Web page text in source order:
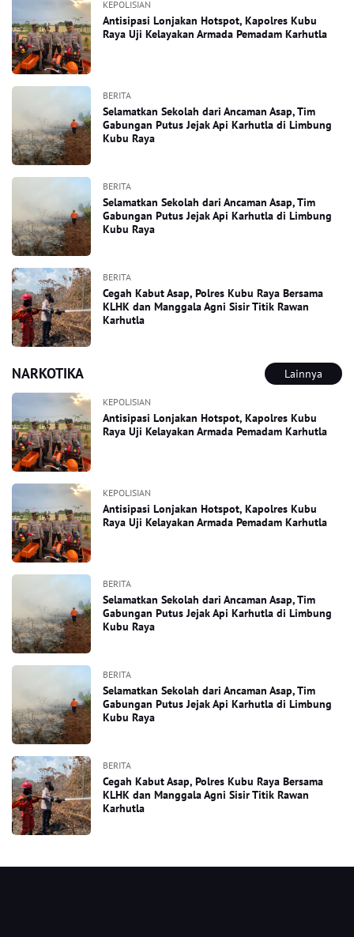
KEPOLISIAN
Antisipasi Lonjakan Hotspot, Kapolres Kubu
Raya Uji Kelayakan Armada Pemadam Karhutla
BERITA
Selamatkan Sekolah dari Ancaman Asap, Tim
Gabungan Putus Jejak Api Karhutla di Limbung
Kubu Raya
BERITA
Selamatkan Sekolah dari Ancaman Asap, Tim
Gabungan Putus Jejak Api Karhutla di Limbung
Kubu Raya
BERITA
Cegah Kabut Asap, Polres Kubu Raya Bersama
KLHK dan Manggala Agni Sisir Titik Rawan
Karhutla
NARKOTIKA Lainnya
KEPOLISIAN
Antisipasi Lonjakan Hotspot, Kapolres Kubu
Raya Uji Kelayakan Armada Pemadam Karhutla
KEPOLISIAN
Antisipasi Lonjakan Hotspot, Kapolres Kubu
Raya Uji Kelayakan Armada Pemadam Karhutla
BERITA
Selamatkan Sekolah dari Ancaman Asap, Tim
Gabungan Putus Jejak Api Karhutla di Limbung
Kubu Raya
BERITA
Selamatkan Sekolah dari Ancaman Asap, Tim
Gabungan Putus Jejak Api Karhutla di Limbung
Kubu Raya
BERITA
Cegah Kabut Asap, Polres Kubu Raya Bersama
KLHK dan Manggala Agni Sisir Titik Rawan
Karhutla